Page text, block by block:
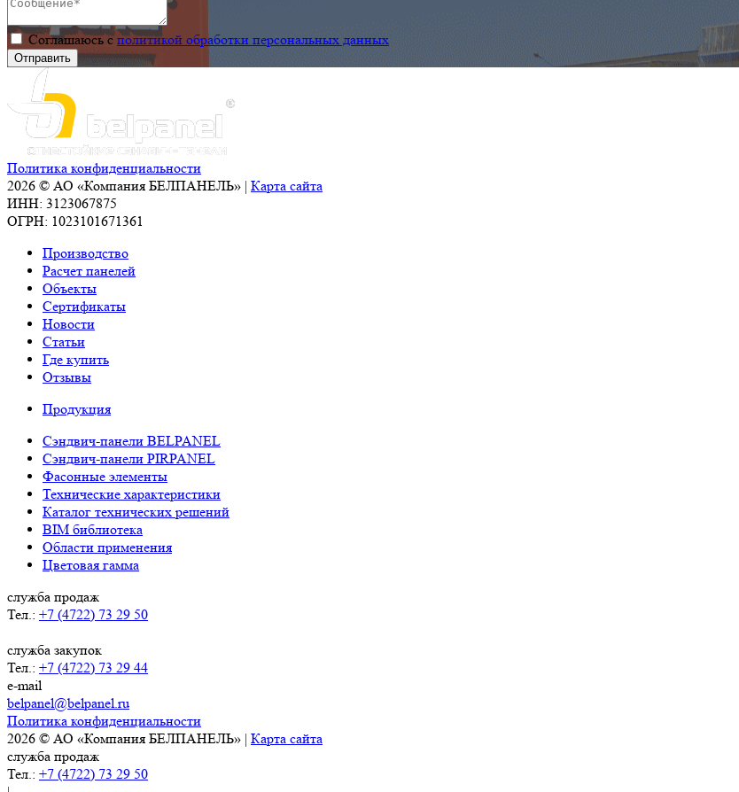
Соглашаюсь сполитикой обработки персональных данных
Политика конфиденциальности
2026 © АО «Компания БЕЛПАНЕЛЬ» | Карта сайта
ИНН: 3123067875
ОГРН: 1023101671361
Производство
Расчет панелей
Объекты
Сертификаты
Новости
Статьи
Где купить
Отзывы
Продукция
Сэндвич-панели BELPANEL
Сэндвич-панели PIRPANEL
Фасонные элементы
Технические характеристики
Каталог технических решений
BIM библиотека
Области применения
Цветовая гамма
служба продаж
Тел.: +7 (4722) 73 29 50
служба закупок
Тел.: +7 (4722) 73 29 44
e-mail
belpanel@belpanel.ru
Политика конфиденциальности
2026 © АО «Компания БЕЛПАНЕЛЬ» | Карта сайта
служба продаж
Тел.: +7 (4722) 73 29 50